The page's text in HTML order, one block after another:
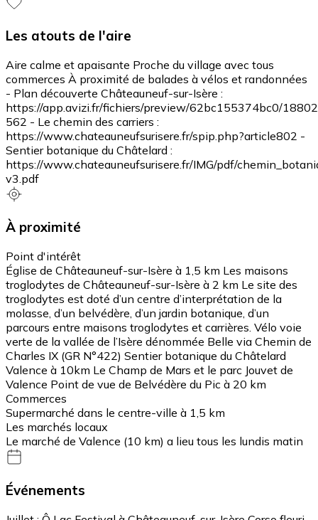
Les atouts de l'aire
Aire calme et apaisante Proche du village avec tous
commerces À proximité de balades à vélos et randonnées
- Plan découverte Châteauneuf-sur-Isère :
https://app.avizi.fr/fichiers/preview/62bc155374bc0/
562 - Le chemin des carriers :
https://www.chateauneufsurisere.fr/spip.php?article802 -
Sentier botanique du Châtelard :
https://www.chateauneufsurisere.fr/IMG/pdf/
v3.pdf
À proximité
Point d'intérêt
Église de Châteauneuf-sur-Isère à 1,5 km Les maisons
troglodytes de Châteauneuf-sur-Isère à 2 km Le site des
troglodytes est doté d’un centre d’interprétation de la
molasse, d’un belvédère, d’un jardin botanique, d’un
parcours entre maisons troglodytes et carrières. Vélo voie
verte de la vallée de l’Isère dénommée Belle via Chemin de
Charles IX (GR N°422) Sentier botanique du Châtelard
Valence à 10km Le Champ de Mars et le parc Jouvet de
Valence Point de vue de Belvédère du Pic à 20 km
Commerces
Supermarché dans le centre-ville à 1,5 km
Les marchés locaux
Le marché de Valence (10 km) a lieu tous les lundis matin
Événements